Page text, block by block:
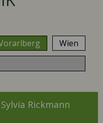
Wien
Sylvia Rickmann